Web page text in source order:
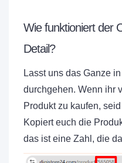
Wie funktioniert der
Detail?
Lasst uns das Ganze
durchgehen. Wenn ihr
Produkt zu kaufen,
Kopiert euch die
das ist eine Zahl, die